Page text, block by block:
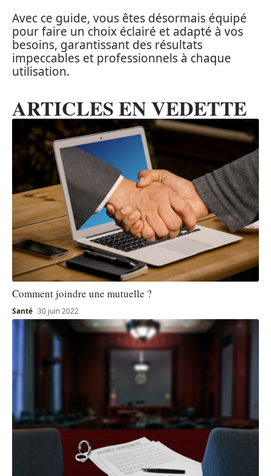
Avec ce guide, vous êtes désormais équipé
pour faire un choix éclairé et adapté à vos
besoins, garantissant des résultats
impeccables et professionnels à chaque
utilisation.
ARTICLES EN VEDETTE
Comment joindre une mutuelle ?
Santé 30 juin 2022